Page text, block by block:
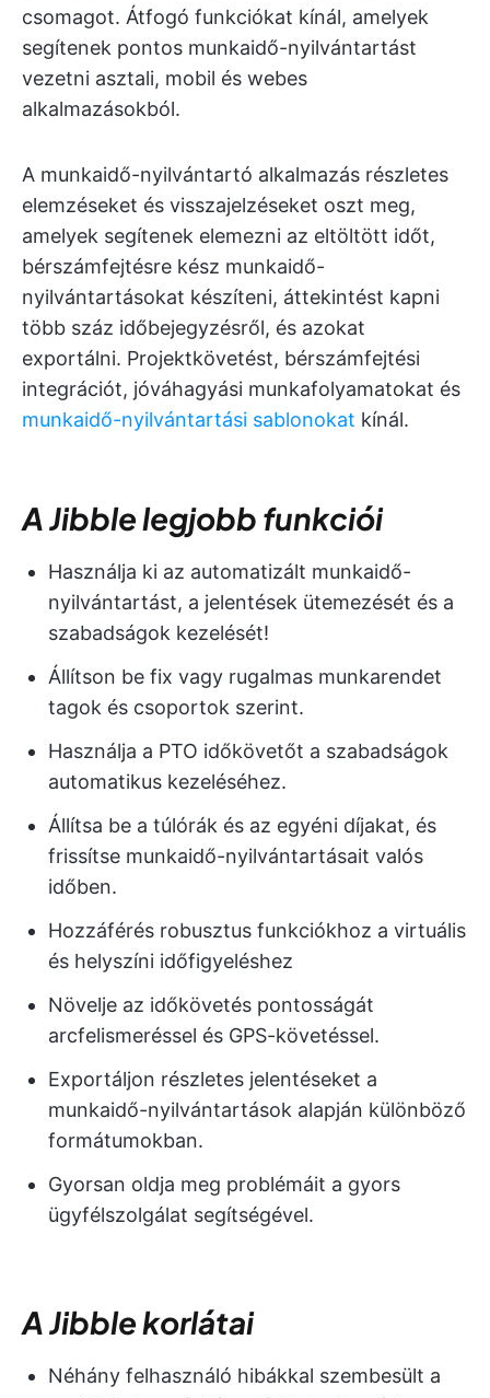
csomagot. Átfogó funkciókat kínál, amelyek
segítenek pontos munkaidő-nyilvántartást
vezetni asztali, mobil és webes
alkalmazásokból.
A munkaidő-nyilvántartó alkalmazás részletes
elemzéseket és visszajelzéseket oszt meg,
amelyek segítenek elemezni az eltöltött időt,
bérszámfejtésre kész munkaidő-
nyilvántartásokat készíteni, áttekintést kapni
több száz időbejegyzésről, és azokat
exportálni. Projektkövetést, bérszámfejtési
integrációt, jóváhagyási munkafolyamatokat és
munkaidő-nyilvántartási sablonokat kínál.
A Jibble legjobb funkciói
Használja ki az automatizált munkaidő-
nyilvántartást, a jelentések ütemezését és a
szabadságok kezelését!
Állítson be fix vagy rugalmas munkarendet
tagok és csoportok szerint.
Használja a PTO időkövetőt a szabadságok
automatikus kezeléséhez.
Állítsa be a túlórák és az egyéni díjakat, és
frissítse munkaidő-nyilvántartásait valós
időben.
Hozzáférés robusztus funkciókhoz a virtuális
és helyszíni időfigyeléshez
Növelje az időkövetés pontosságát
arcfelismeréssel és GPS-követéssel.
Exportáljon részletes jelentéseket a
munkaidő-nyilvántartások alapján különböző
formátumokban.
Gyorsan oldja meg problémáit a gyors
ügyfélszolgálat segítségével.
A Jibble korlátai
Néhány felhasználó hibákkal szembesült a